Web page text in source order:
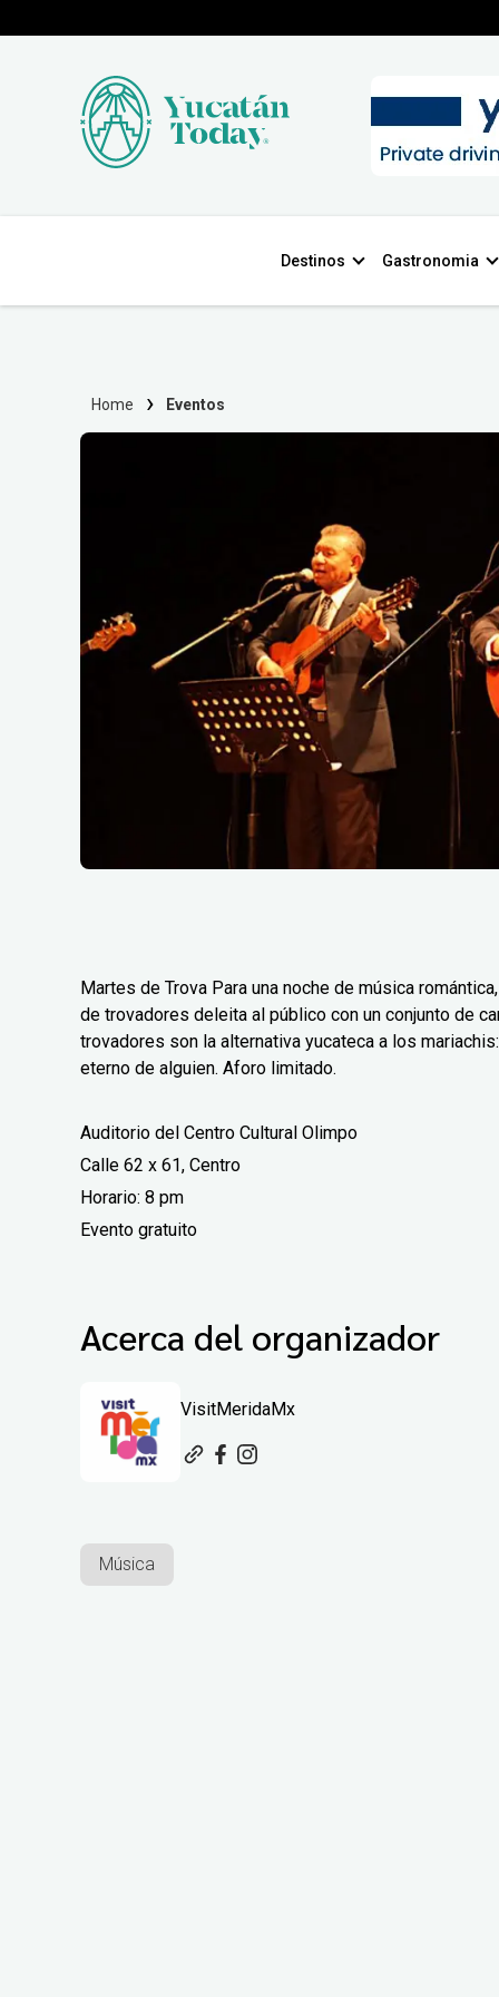
Destinos Gastronomia
Home Eventos
Martes de Trova Para una noche de música
de trovadores deleita al público con un conjunto de
trovadores son la alternativa yucateca a los
eterno de alguien. Aforo limitado.
Auditorio del Centro Cultural Olimpo
Calle 62 x 61, Centro
Horario: 8 pm
Evento gratuito
Acerca del organizador
VisitMeridaMx
Música